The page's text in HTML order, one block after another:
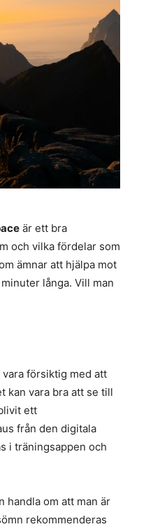
är ett bra
och vilka fördelar som
ämnar att hjälpa mot
långa. Vill man
försiktig med att
kan vara bra att se till
ett
från den digitala
i träningsappen och
handla om att man är
rekommenderas